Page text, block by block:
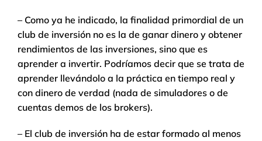
– Como ya he indicado, la finalidad primordial de un
club de inversión no es la de ganar dinero y obtener
rendimientos de las inversiones, sino que es
aprender a invertir. Podríamos decir que se trata de
aprender llevándolo a la práctica en tiempo real y
con dinero de verdad (nada de simuladores o de
cuentas demos de los brokers).
– El club de inversión ha de estar formado al menos